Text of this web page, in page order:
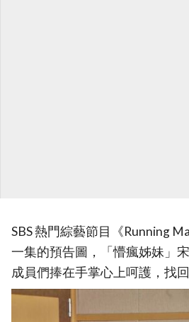
SBS 熱門綜藝節目《Running
一集的預告圖，「懵瘋姊妹」
成員們捧在手掌心上呵護，找